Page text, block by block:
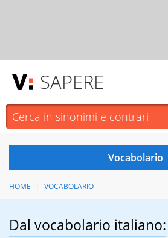
SAPERE
HOME VOCABOLARIO
Dal vocabolario italiano: